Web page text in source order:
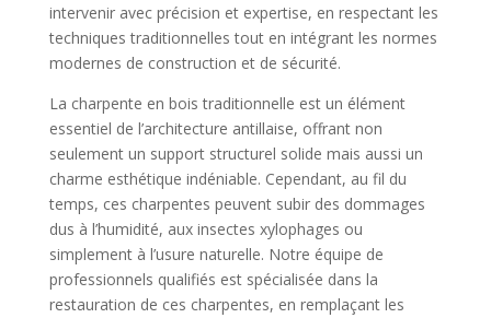
intervenir avec précision et expertise, en respectant les
techniques traditionnelles tout en intégrant les normes
modernes de construction et de sécurité.
La charpente en bois traditionnelle est un élément
essentiel de l’architecture antillaise, offrant non
seulement un support structurel solide mais aussi un
charme esthétique indéniable. Cependant, au fil du
temps, ces charpentes peuvent subir des dommages
dus à l’humidité, aux insectes xylophages ou
simplement à l’usure naturelle. Notre équipe de
professionnels qualifiés est spécialisée dans la
restauration de ces charpentes, en remplaçant les